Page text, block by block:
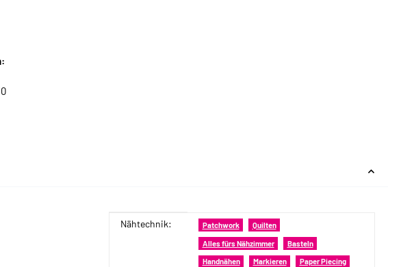
Produkteigenschaft
Wert
Nähtechnik: Patchwork Quilten
Alles fürs Nähzimmer Basteln
Handnähen Markieren Paper Piecing